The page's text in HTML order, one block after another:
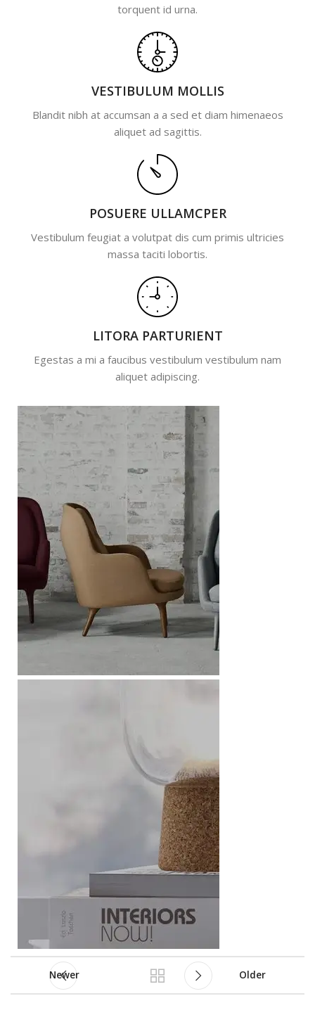
torquent id urna.
VESTIBULUM MOLLIS
Blandit nibh at accumsan a a sed et diam himenaeos
aliquet ad sagittis.
POSUERE ULLAMCPER
Vestibulum feugiat a volutpat dis cum primis ultricies
massa taciti lobortis.
LITORA PARTURIENT
Egestas a mi a faucibus vestibulum vestibulum nam
aliquet adipiscing.
Newer Older